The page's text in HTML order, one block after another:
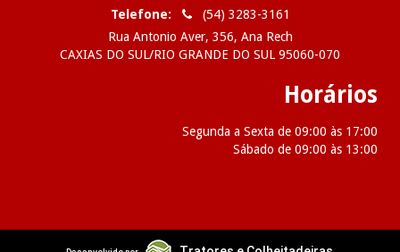
Telefone:
(54) 3283-3161
Rua Antonio Aver, 356, Ana Rech
CAXIAS DO SUL/RIO GRANDE DO SUL 95060-070
Horários
Segunda a Sexta de 09:00 às 17:00
Sábado de 09:00 às 13:00
2026 Dol Peças Agricolas